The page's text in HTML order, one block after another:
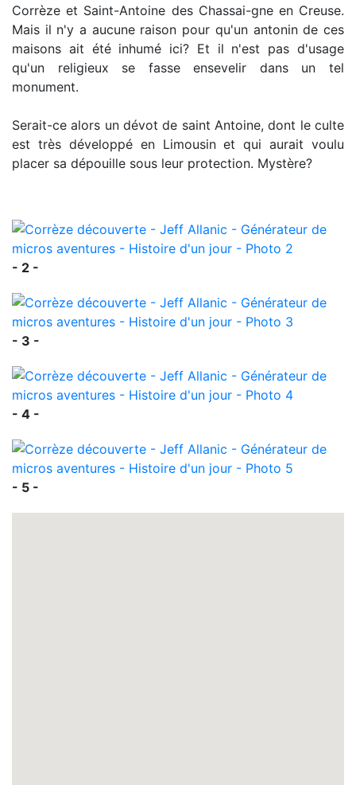
Corrèze et Saint-Antoine des Chassai-gne en Creuse.
Mais il n'y a aucune raison pour qu'un antonin de ces
maisons ait été inhumé ici? Et il n'est pas d'usage
qu'un religieux se fasse ensevelir dans un tel
monument.
Serait-ce alors un dévot de saint Antoine, dont le culte
est très développé en Limousin et qui aurait voulu
placer sa dépouille sous leur protection. Mystère?
- 2 -
- 3 -
- 4 -
- 5 -